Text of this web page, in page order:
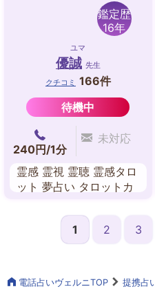
鑑定歴
16年
ユマ
優誠 先生
クチコミ 166件
待機中
240円/1分
未対応
霊感 霊視 霊聴 霊感タロ
ット 夢占い タロットカ
1 2 3
電話占いヴェルニTOP 提携占